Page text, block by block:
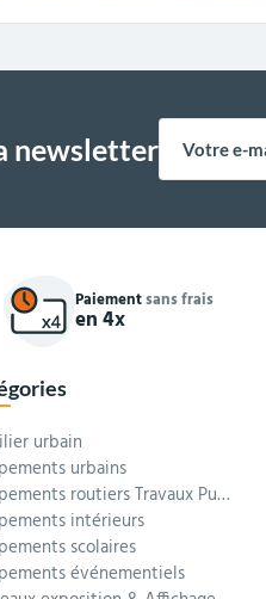
newsletter
Paiementsans frais
en 4x
urbain
urbains
Équipements routiers Travaux Publics
intérieurs
scolaires
événementiels